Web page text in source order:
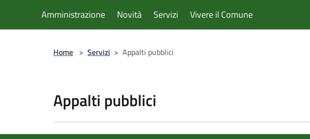
Amministrazione Novità Servizi Vivere il Comune
Home > Servizi > Appalti pubblici
Appalti pubblici